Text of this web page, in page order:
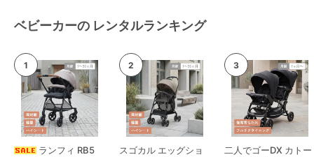
ベビーカーの レンタルランキング
ランフィ RB5
スゴカル エッグショ
二人でゴーDX カトー